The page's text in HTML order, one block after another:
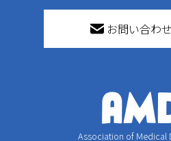
お問い合わ
Association of Medical